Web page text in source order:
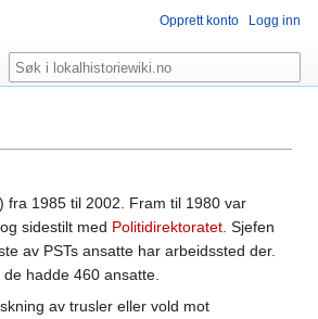
fra 1985 til 2002. Fram til 1980 var
og sidestilt med Politidirektoratet . Sjefen
av PSTs ansatte har arbeidssted der.
hadde 460 ansatte.
av trusler eller vold mot
Opprett konto Logg inn
Søk